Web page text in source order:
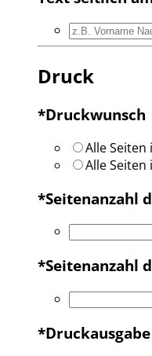
Druck
*Druckwunsch
Alle Seiten
Alle Seiten
*Seitenanzahl
*Seitenanzahl
*Druckausgabe